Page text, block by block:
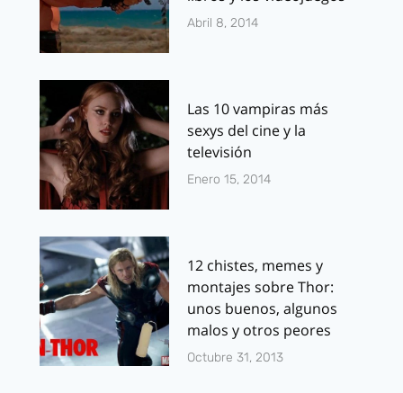
Abril 8, 2014
Las 10 vampiras más
sexys del cine y la
televisión
Enero 15, 2014
12 chistes, memes y
montajes sobre Thor:
unos buenos, algunos
malos y otros peores
Octubre 31, 2013